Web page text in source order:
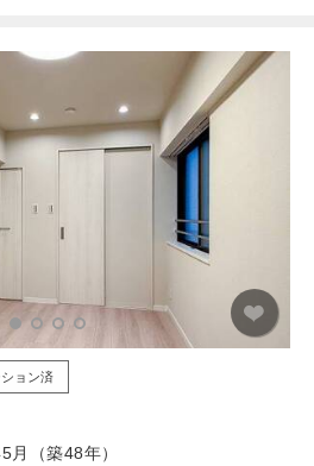
ョン済
（築48年）